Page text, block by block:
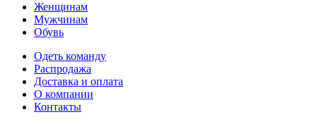
Женщинам
Мужчинам
Обувь
Одеть команду
Распродажа
Доставка и оплата
О компании
Контакты